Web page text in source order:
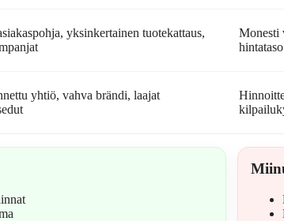
yksinkertainen tuotekattaus,
Monesti
yhtiö, vahva brändi, laajat